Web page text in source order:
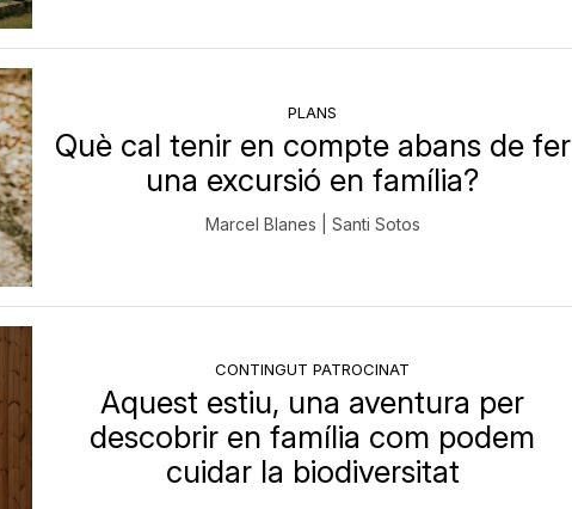
PLANS
Què cal tenir en compte abans de fer
una excursió en família?
Marcel Blanes | Santi Sotos
CONTINGUT PATROCINAT
Aquest estiu, una aventura per
descobrir en família com podem
cuidar la biodiversitat